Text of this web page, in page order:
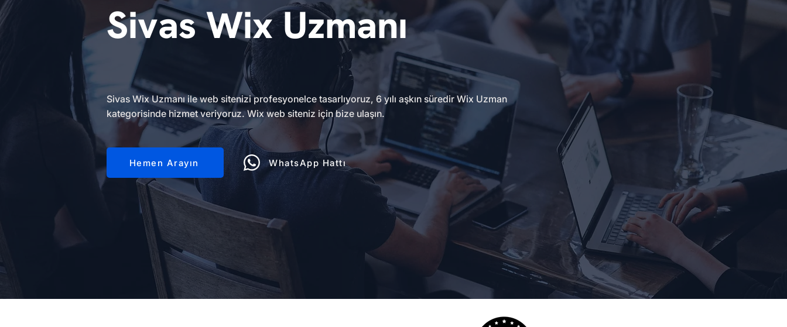
Sivas Wix Uzmanı
Sivas Wix Uzmanı ile web sitenizi profesyonelce tasarlıyoruz, 6 yılı aşkın süredir Wix Uzman
kategorisinde hizmet veriyoruz. Wix web siteniz için bize ulaşın.
Hemen Arayın WhatsApp Hattı